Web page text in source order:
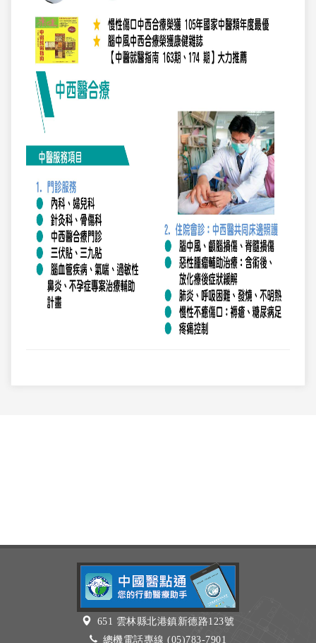
651 雲林縣北港鎮新德路123號
總機電話專線 (05)783-7901